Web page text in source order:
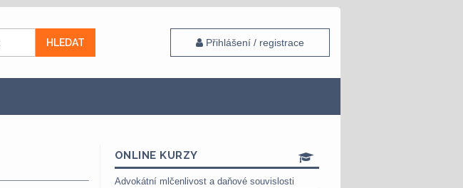
Přihlášení / registrace
ONLINE KURZY
Advokátní mlčenlivost a daňové souvislosti